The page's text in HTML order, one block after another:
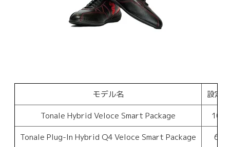
モデル名
設定
Tonale Hybrid Veloce Smart Package
100
Tonale Plug-In Hybrid Q4 Veloce Smart Package
60